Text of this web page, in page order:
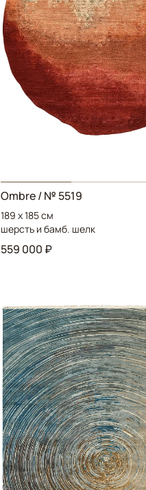
Ombre/ № 5519
189 x 185 см
шерсть и бамб. шелк
559 000 ₽